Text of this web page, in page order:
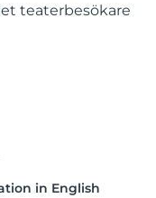
teaterbesökare
in English